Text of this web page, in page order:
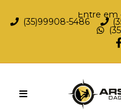
Entre em
(35)99908-5486